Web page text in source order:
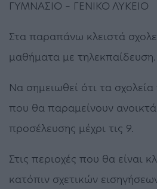
ΓΥΜΝΑΣΙΟ – ΓΕΝΙΚΟ ΛΥΚΕΙΟ
Στα παραπάνω κλειστά
μαθήματα με τηλεκπαίδευση.
Να σημειωθεί ότι τα
που θα παραμείνουν
προσέλευσης μέχρι τις 9.
Στις περιοχές που θα είναι
κατόπιν σχετικών